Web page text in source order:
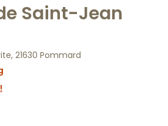
Saint-Jean
21630 Pommard